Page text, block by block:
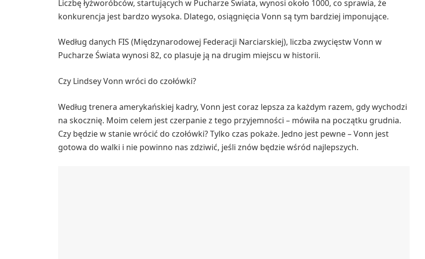
Liczbę łyżworóbców, startujących w Pucharze Świata, wynosi około 1000, co sprawia, że
konkurencja jest bardzo wysoka. Dlatego, osiągnięcia Vonn są tym bardziej imponujące.
Według danych FIS (Międzynarodowej Federacji Narciarskiej), liczba zwycięstw Vonn w
Pucharze Świata wynosi 82, co plasuje ją na drugim miejscu w historii.
Czy Lindsey Vonn wróci do czołówki?
Według trenera amerykańskiej kadry, Vonn jest coraz lepsza za każdym razem, gdy wychodzi
na skocznię. Moim celem jest czerpanie z tego przyjemności – mówiła na początku grudnia.
Czy będzie w stanie wrócić do czołówki? Tylko czas pokaże. Jedno jest pewne – Vonn jest
gotowa do walki i nie powinno nas zdziwić, jeśli znów będzie wśród najlepszych.